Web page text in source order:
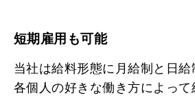
短期雇用も可能
当社は給料形態に月給制と日給
各個人の好きな働き方によって